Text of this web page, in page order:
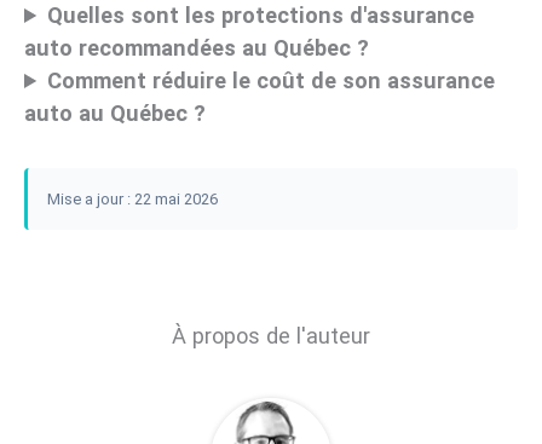
Quelles sont les protections d'assurance
auto recommandées au Québec ?
Comment réduire le coût de son assurance
auto au Québec ?
Mise a jour : 22 mai 2026
À propos de l'auteur